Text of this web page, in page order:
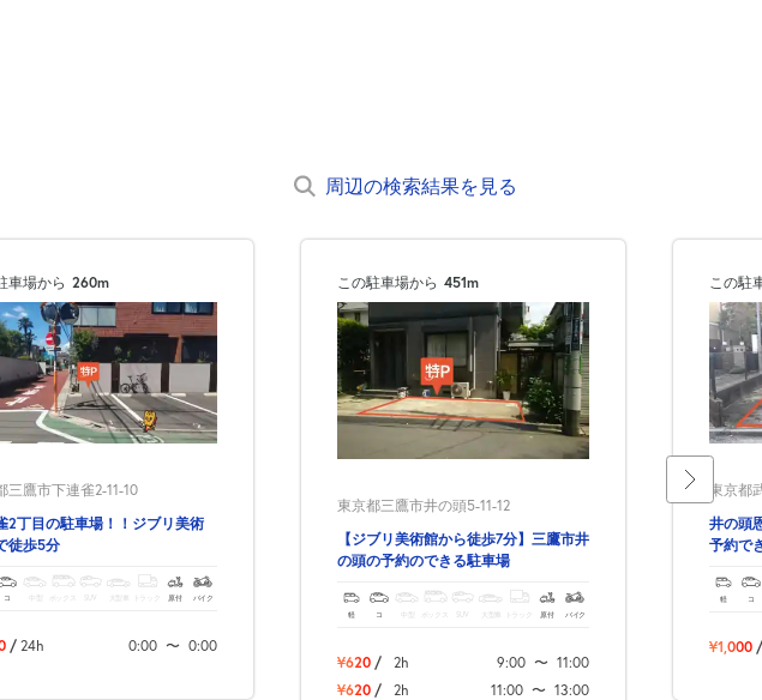
周辺の検索結果を見る
車場から 260m
三鷹市下連雀2-11-10
2丁目の駐車場！！ジブリ美術
徒歩5分
コ ボックス SUV トラック 原付 バイク
/ 24h 0:00 〜 0:00
この駐車場から 451m
東京都三鷹市井の頭5-11-12
【ジブリ美術館から徒歩7分】三鷹市井
の頭の予約のできる駐車場
軽 コ 中型 ボックス SUV 大型車 トラック 原付 バイク
¥620 / 2h 9:00 〜 11:00
¥620 / 2h 11:00 〜 13:00
この駐
東京都
井の頭
予約で
軽 コ
¥1,000 /